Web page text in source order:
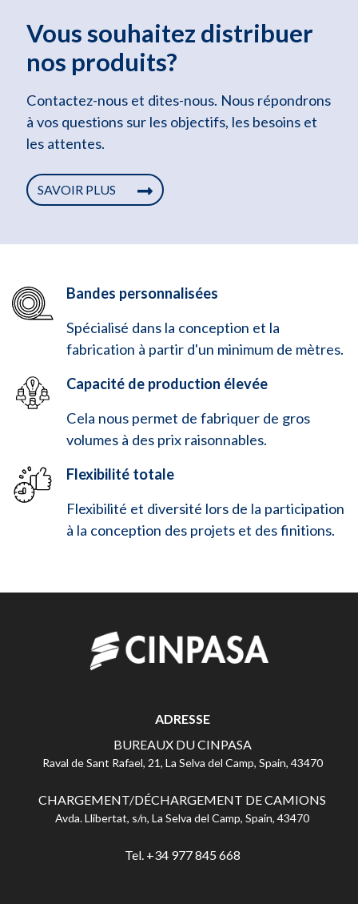
Vous souhaitez distribuer
nos produits?
Contactez-nous et dites-nous. Nous répondrons
à vos questions sur les objectifs, les besoins et
les attentes.
SAVOIR PLUS
Bandes personnalisées
Spécialisé dans la conception et la
fabrication à partir d'un minimum de mètres.
Capacité de production élevée
Cela nous permet de fabriquer de gros
volumes à des prix raisonnables.
Flexibilité totale
Flexibilité et diversité lors de la participation
à la conception des projets et des finitions.
ADRESSE
BUREAUX DU CINPASA
Raval de Sant Rafael, 21, La Selva del Camp, Spain, 43470
CHARGEMENT/DÉCHARGEMENT DE CAMIONS
Avda. Llibertat, s/n, La Selva del Camp, Spain, 43470
Tel. +34 977 845 668